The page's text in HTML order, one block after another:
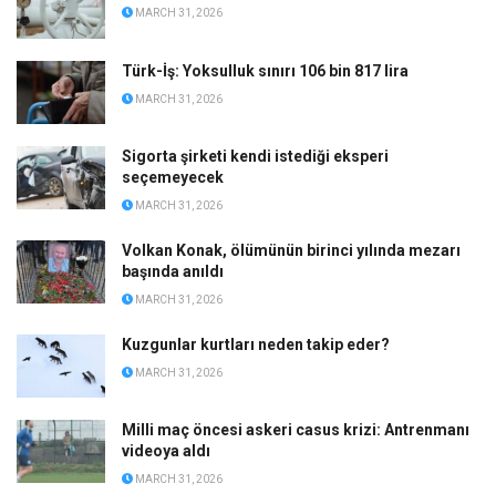
MARCH 31, 2026
Türk-İş: Yoksulluk sınırı 106 bin 817 lira
MARCH 31, 2026
Sigorta şirketi kendi istediği eksperi
seçemeyecek
MARCH 31, 2026
Volkan Konak, ölümünün birinci yılında mezarı
başında anıldı
MARCH 31, 2026
Kuzgunlar kurtları neden takip eder?
MARCH 31, 2026
Milli maç öncesi askeri casus krizi: Antrenmanı
videoya aldı
MARCH 31, 2026